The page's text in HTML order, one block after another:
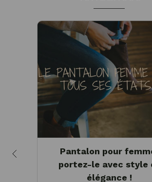
Pantalon pour
portez-le avec style
élégance !